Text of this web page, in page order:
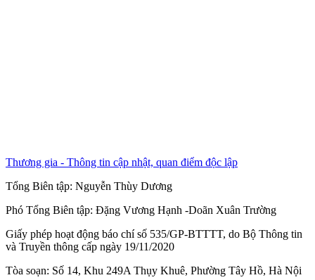
Thương gia - Thông tin cập nhật, quan điểm độc lập
Tổng Biên tập: Nguyễn Thùy Dương
Phó Tổng Biên tập: Đặng Vương Hạnh -Doãn Xuân Trường
Giấy phép hoạt động báo chí số 535/GP-BTTTT, do Bộ Thông tin
và Truyền thông cấp ngày 19/11/2020
Tòa soạn: Số 14, Khu 249A Thụy Khuê, Phường Tây Hồ, Hà Nội